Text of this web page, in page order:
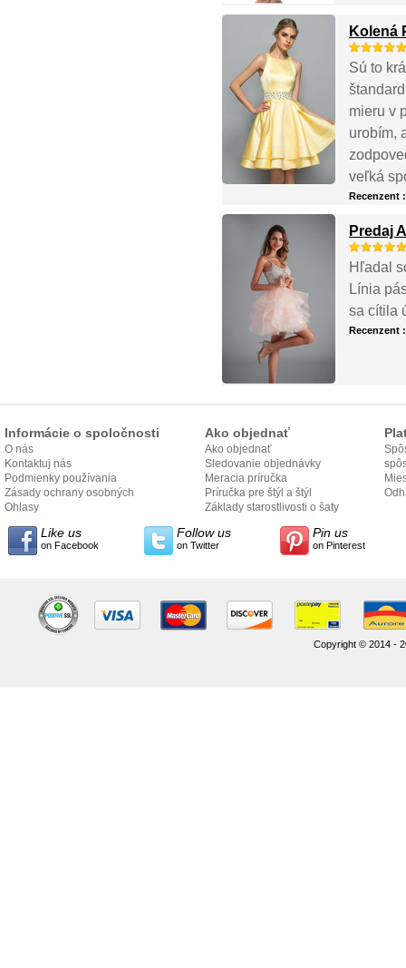
Kolená
Sú to
mieru v
urobím,
veľká
Recenzent
Predaj
Hľadal
Línia
sa cítila
Recenzent
Informácie o spoločnosti
O nás
Kontaktuj nás
Podmienky používania
Zásady ochrany osobných
údajov
Ohlasy
Ako objednať
Ako objednať
Sledovanie objednávky
Meracia príručka
Príručka pre štýl a štýl
Základy starostlivosti o šaty
Like us
on Facebook
Follow us
on Twitter
Pin us
on Pinterest
Copyright © 2014 -